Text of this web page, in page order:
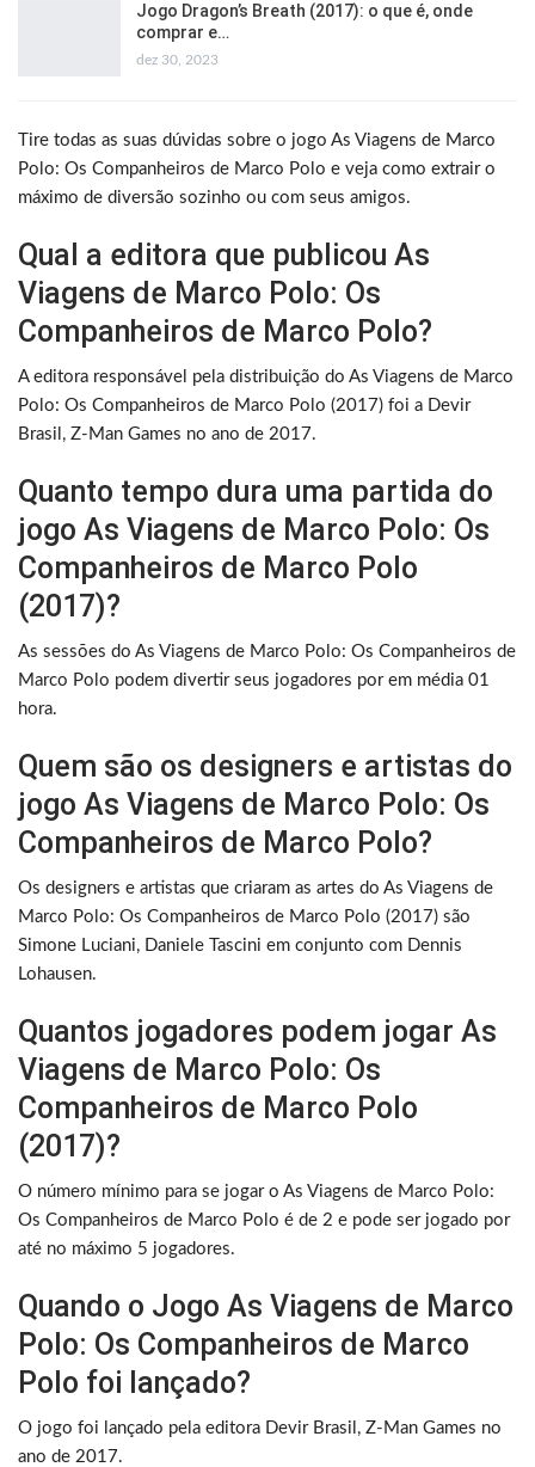
Jogo Dragon’s Breath (2017): o que é, onde
comprar e…
dez 30, 2023
Tire todas as suas dúvidas sobre o jogo As Viagens de Marco
Polo: Os Companheiros de Marco Polo e veja como extrair o
máximo de diversão sozinho ou com seus amigos.
Qual a editora que publicou As
Viagens de Marco Polo: Os
Companheiros de Marco Polo?
A editora responsável pela distribuição do As Viagens de Marco
Polo: Os Companheiros de Marco Polo (2017) foi a Devir
Brasil, Z-Man Games no ano de 2017.
Quanto tempo dura uma partida do
jogo As Viagens de Marco Polo: Os
Companheiros de Marco Polo
(2017)?
As sessões do As Viagens de Marco Polo: Os Companheiros de
Marco Polo podem divertir seus jogadores por em média 01
hora.
Quem são os designers e artistas do
jogo As Viagens de Marco Polo: Os
Companheiros de Marco Polo?
Os designers e artistas que criaram as artes do As Viagens de
Marco Polo: Os Companheiros de Marco Polo (2017) são
Simone Luciani, Daniele Tascini em conjunto com Dennis
Lohausen.
Quantos jogadores podem jogar As
Viagens de Marco Polo: Os
Companheiros de Marco Polo
(2017)?
O número mínimo para se jogar o As Viagens de Marco Polo:
Os Companheiros de Marco Polo é de 2 e pode ser jogado por
até no máximo 5 jogadores.
Quando o Jogo As Viagens de Marco
Polo: Os Companheiros de Marco
Polo foi lançado?
O jogo foi lançado pela editora Devir Brasil, Z-Man Games no
ano de 2017.